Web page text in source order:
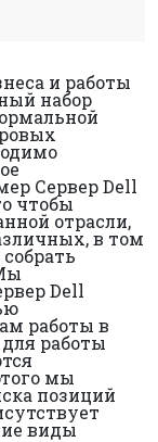
и работы
набор
Сервер Dell
чтобы
отрасли,
в том
Dell
работы в
работы
мы
позиций
виды